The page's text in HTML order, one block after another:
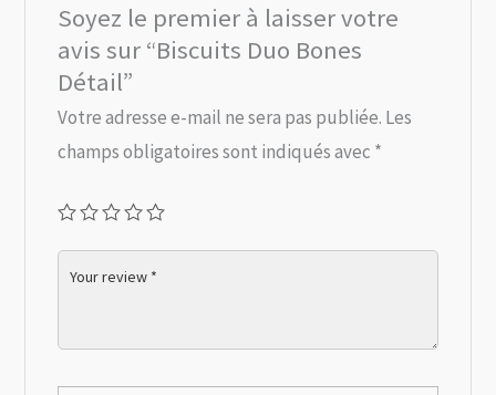
Soyez le premier à laisser votre
avis sur “Biscuits Duo Bones
Détail”
Votre adresse e-mail ne sera pas publiée. Les
champs obligatoires sont indiqués avec *